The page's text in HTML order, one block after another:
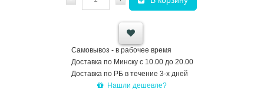
Самовывоз - в рабочее время
Доставка по Минску с 10.00 до 20.00
Доставка по РБ в течение 3-х дней
Нашли дешевле?